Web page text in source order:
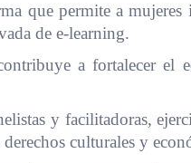
que permite a
de e-learning.
a fortalecer el
y facilitadoras,
culturales y